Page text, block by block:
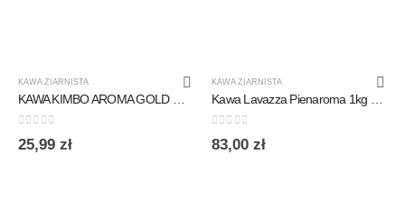
KAWA ZIARNISTA
0out of 5
25,99 zł
KAWA ZIARNISTA
0out of 5
83,00 zł